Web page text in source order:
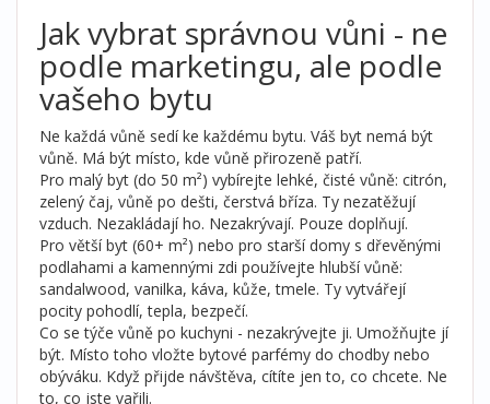
Jak vybrat správnou vůni - ne
podle marketingu, ale podle
vašeho bytu
Ne každá vůně sedí ke každému bytu. Váš byt nemá být
vůně. Má být místo, kde vůně přirozeně patří.
Pro malý byt (do 50 m²) vybírejte lehké, čisté vůně: citrón,
zelený čaj, vůně po dešti, čerstvá bříza. Ty nezatěžují
vzduch. Nezakládají ho. Nezakrývají. Pouze doplňují.
Pro větší byt (60+ m²) nebo pro starší domy s dřevěnými
podlahami a kamennými zdi používejte hlubší vůně:
sandalwood, vanilka, káva, kůže, tmele. Ty vytvářejí
pocity pohodlí, tepla, bezpečí.
Co se týče vůně po kuchyni - nezakrývejte ji. Umožňujte jí
být. Místo toho vložte bytové parfémy do chodby nebo
obýváku. Když přijde návštěva, cítíte jen to, co chcete. Ne
to, co jste vařili.